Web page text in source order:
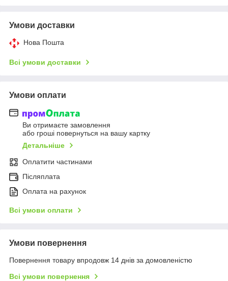
Умови доставки
Нова Пошта
Всі умови доставки
Умови оплати
Ви отримаєте замовлення
або гроші повернуться на вашу картку
Детальніше
Оплатити частинами
Післяплата
Оплата на рахунок
Всі умови оплати
Умови повернення
Повернення товару впродовж 14 днів за домовленістю
Всі умови повернення